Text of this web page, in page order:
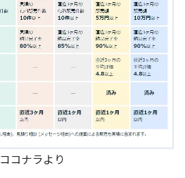
ココナラより